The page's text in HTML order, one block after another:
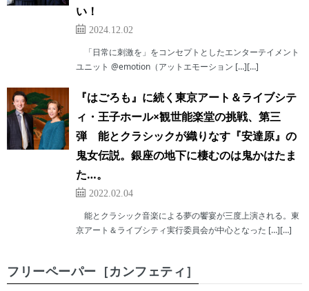
い！
2024.12.02
「日常に刺激を」をコンセプトとしたエンターテイメント
ユニット @emotion（アットエモーション […][…]
『はごろも』に続く東京アート＆ライブシテ
ィ・王子ホール×観世能楽堂の挑戦、第三
弾 能とクラシックが織りなす『安達原』の
鬼女伝説。銀座の地下に棲むのは鬼かはたま
た…。
2022.02.04
能とクラシック音楽による夢の饗宴が三度上演される。東
京アート＆ライブシティ実行委員会が中心となった […][…]
フリーペーパー［カンフェティ］